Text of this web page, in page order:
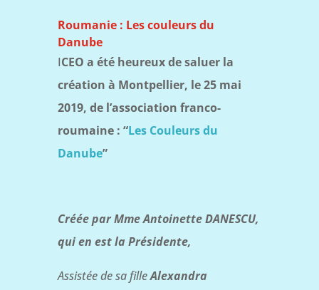
Roumanie : Les couleurs du
Danube
ICEO a été heureux de saluer la
création à Montpellier, le 25 mai
2019, de l’association franco-
roumaine : “Les Couleurs du
Danube”
Créée par Mme Antoinette DANESCU,
qui en est la Présidente,
Assistée de sa filleAlexandra